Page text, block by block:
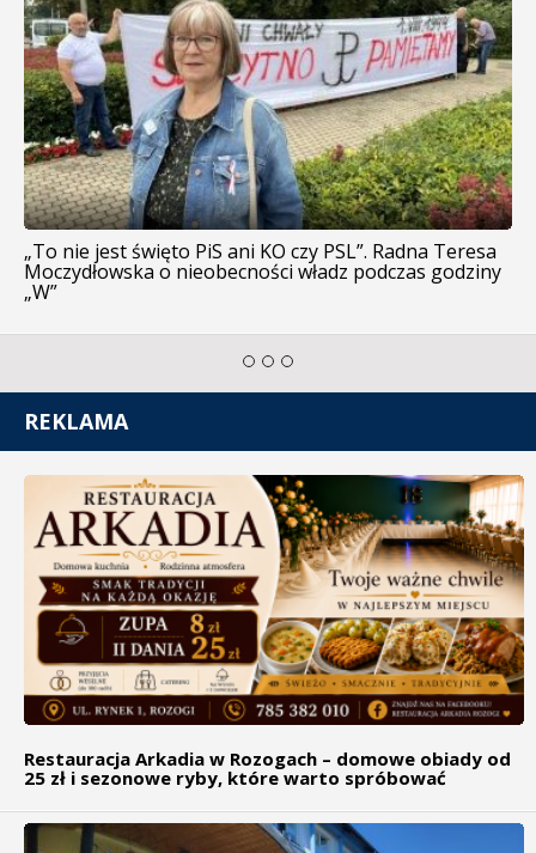
„To nie jest święto PiS ani KO czy PSL”. Radna Teresa
Moczydłowska o nieobecności władz podczas godziny
„W”
REKLAMA
Restauracja Arkadia w Rozogach – domowe obiady od
25 zł i sezonowe ryby, które warto spróbować